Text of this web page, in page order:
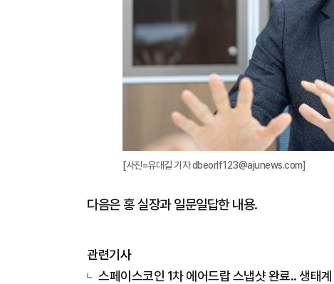
[사진=유대길 기자 dbeorlf123@ajunews.com]
다음은 홍 실장과 일문일답한 내용.
관련기사
스페이스코인 1차 에어드랍 스냅샷 완료.. 생태